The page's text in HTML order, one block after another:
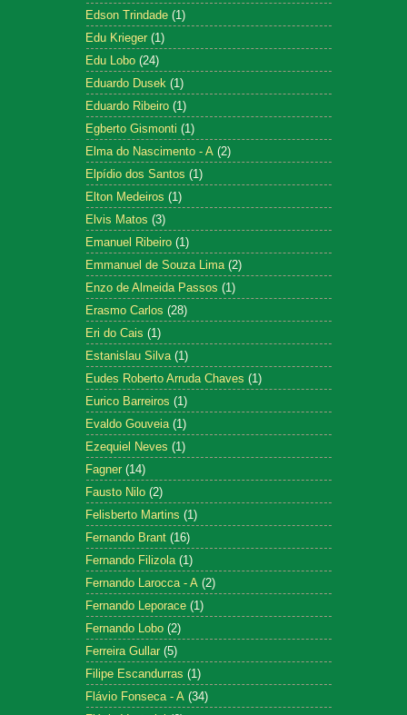
Edson Trindade (1)
Edu Krieger (1)
Edu Lobo (24)
Eduardo Dusek (1)
Eduardo Ribeiro (1)
Egberto Gismonti (1)
Elma do Nascimento - A (2)
Elpídio dos Santos (1)
Elton Medeiros (1)
Elvis Matos (3)
Emanuel Ribeiro (1)
Emmanuel de Souza Lima (2)
Enzo de Almeida Passos (1)
Erasmo Carlos (28)
Eri do Cais (1)
Estanislau Silva (1)
Eudes Roberto Arruda Chaves (1)
Eurico Barreiros (1)
Evaldo Gouveia (1)
Ezequiel Neves (1)
Fagner (14)
Fausto Nilo (2)
Felisberto Martins (1)
Fernando Brant (16)
Fernando Filizola (1)
Fernando Larocca - A (2)
Fernando Leporace (1)
Fernando Lobo (2)
Ferreira Gullar (5)
Filipe Escandurras (1)
Flávio Fonseca - A (34)